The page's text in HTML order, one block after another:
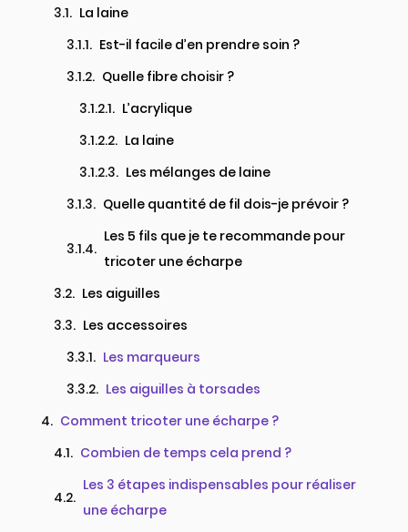
La laine
Est-il facile d’en prendre soin ?
Quelle fibre choisir ?
L’acrylique
La laine
Les mélanges de laine
Quelle quantité de fil dois-je prévoir ?
Les 5 fils que je te recommande pour
tricoter une écharpe
Les aiguilles
Les accessoires
Les marqueurs
Les aiguilles à torsades
Comment tricoter une écharpe ?
Combien de temps cela prend ?
Les 3 étapes indispensables pour réaliser
une écharpe